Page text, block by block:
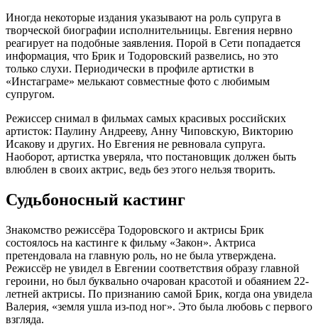
Иногда некоторые издания указывают на роль супруга в
творческой биографии исполнительницы. Евгения нервно
реагирует на подобные заявления. Порой в Сети попадается
информация, что Брик и Тодоровский развелись, но это
только слухи. Периодически в профиле артистки в
«Инстаграме» мелькают совместные фото с любимым
супругом.
Режиссер снимал в фильмах самых красивых российских
артисток: Паулину Андрееву, Анну Чиповскую, Викторию
Исакову и других. Но Евгения не ревновала супруга.
Наоборот, артистка уверяла, что постановщик должен быть
влюблен в своих актрис, ведь без этого нельзя творить.
Судьбоносный кастинг
Знакомство режиссёра Тодоровского и актрисы Брик
состоялось на кастинге к фильму «Закон». Актриса
претендовала на главную роль, но не была утверждена.
Режиссёр не увидел в Евгении соответствия образу главной
героини, но был буквально очарован красотой и обаянием 22-
летней актрисы. По признанию самой Брик, когда она увидела
Валерия, «земля ушла из-под ног». Это была любовь с первого
взгляда.